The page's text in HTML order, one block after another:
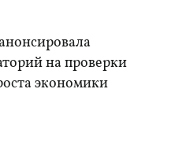
на проверки
экономики